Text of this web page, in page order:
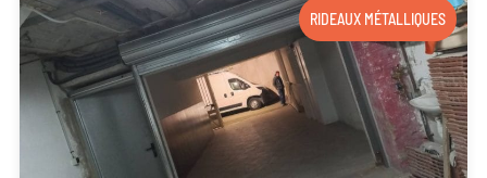
RIDEAUX MÉTALLIQUES